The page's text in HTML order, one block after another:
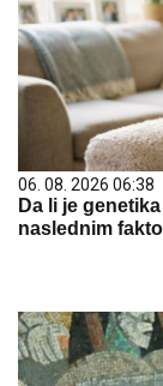
06. 08. 2026 06:38
Da li je
naslednim